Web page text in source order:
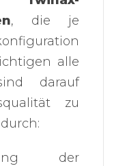
, die je
alle
darauf
zu
der